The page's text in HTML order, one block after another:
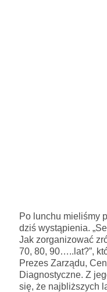
Po lunchu mieliśmy
dziś wystąpienia.
Jak zorganizować
70, 80, 90…..lat?”,
Prezes Zarządu,
Diagnostyczne. Z
się, że najbliższych